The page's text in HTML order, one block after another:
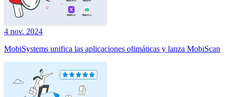
4 nov. 2024
MobiSystems unifica las aplicaciones ofimáticas y lanza MobiScan